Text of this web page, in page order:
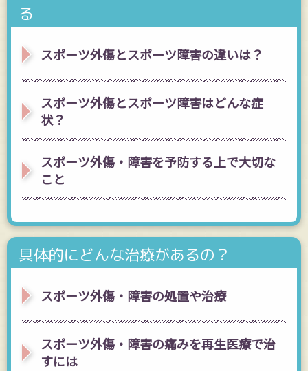
る
スポーツ外傷とスポーツ障害の違いは？
スポーツ外傷とスポーツ障害はどんな症
状？
スポーツ外傷・障害を予防する上で大切な
こと
具体的にどんな治療があるの？
スポーツ外傷・障害の処置や治療
スポーツ外傷・障害の痛みを再生医療で治
すには